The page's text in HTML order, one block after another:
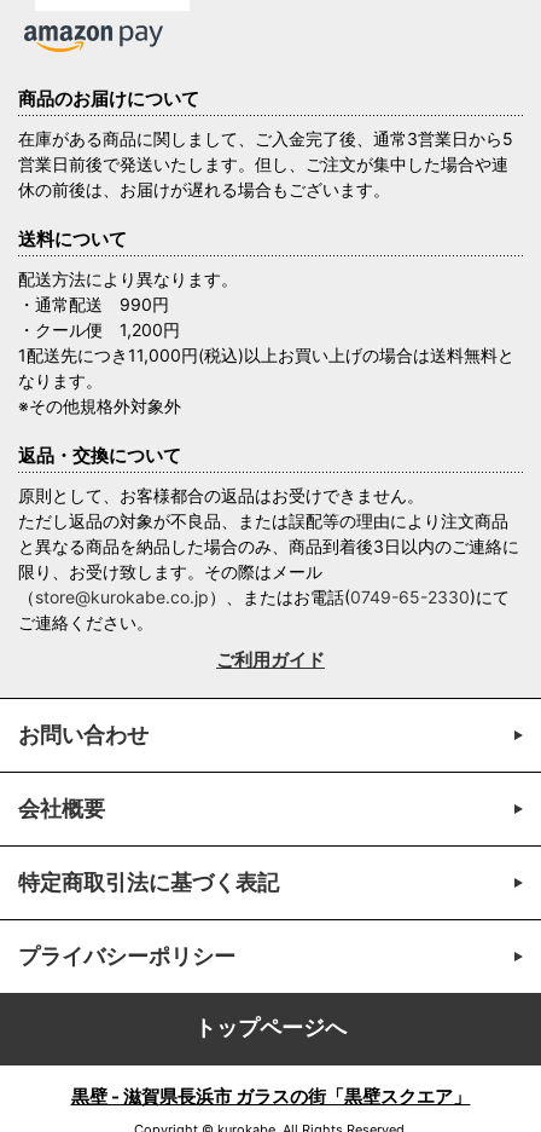
商品のお届けについて
在庫がある商品に関しまして、ご入金完了後、通常3営業日から5
営業日前後で発送いたします。但し、ご注文が集中した場合や連
休の前後は、お届けが遅れる場合もございます。
送料について
配送方法により異なります。
・通常配送 990円
・クール便 1,200円
1配送先につき11,000円(税込)以上お買い上げの場合は送料無料と
なります。
※その他規格外対象外
返品・交換について
原則として、お客様都合の返品はお受けできません。
ただし返品の対象が不良品、または誤配等の理由により注文商品
と異なる商品を納品した場合のみ、商品到着後3日以内のご連絡に
限り、お受け致します。その際はメール
（store@kurokabe.co.jp）、またはお電話(0749-65-2330)にて
ご連絡ください。
ご利用ガイド
お問い合わせ
会社概要
特定商取引法に基づく表記
プライバシーポリシー
トップページへ
黒壁 - 滋賀県長浜市 ガラスの街「黒壁スクエア」